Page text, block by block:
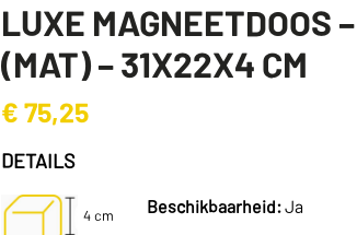
LUXE MAGNEETDOOS
(MAT) – 31X22X4 CM
€ 75,25
DETAILS
4 cm Beschikbaarheid:Ja